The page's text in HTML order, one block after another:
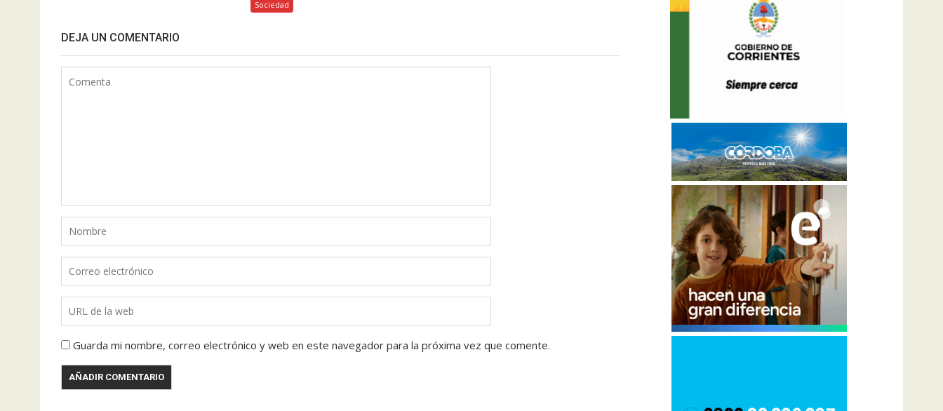
Sociedad
DEJA UN COMENTARIO
Guarda mi nombre, correo electrónico y web en este navegador para la próxima vez que comente.